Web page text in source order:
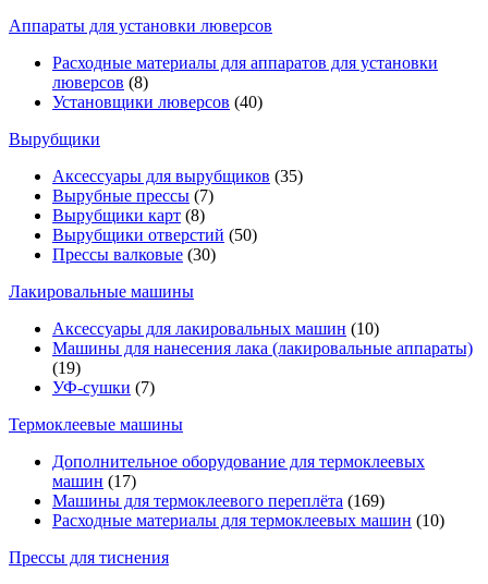
Аппараты для установки люверсов
Расходные материалы для аппаратов для установки
люверсов (8)
Установщики люверсов (40)
Вырубщики
Аксессуары для вырубщиков (35)
Вырубные прессы (7)
Вырубщики карт (8)
Вырубщики отверстий (50)
Прессы валковые (30)
Лакировальные машины
Аксессуары для лакировальных машин (10)
Машины для нанесения лака (лакировальные аппараты)
(19)
УФ-сушки (7)
Термоклеевые машины
Дополнительное оборудование для термоклеевых
машин (17)
Машины для термоклеевого переплёта (169)
Расходные материалы для термоклеевых машин (10)
Прессы для тиснения